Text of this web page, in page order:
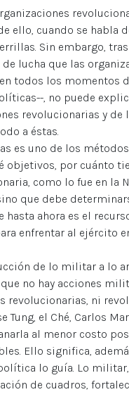
ello, cuando se habla
Sin embargo,
lucha que las
todos los momentos
, no puede
revolucionarias y de
a éstas.
es uno de los
objetivos, por cuánto
como lo fue en la
que debe
ahora es el
enfrentar al ejército
de lo militar a lo
no hay acciones
revolucionarias, ni
Tung, el Ché, Carlos
al menor costo
Ello significa,
lo guía. Lo
de cuadros,